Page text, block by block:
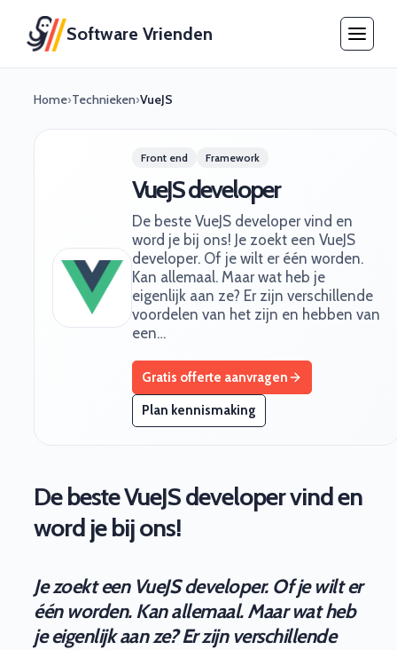
Software Vrienden
Home›Technieken›VueJS
Front end Framework
VueJS developer
De beste VueJS developer vind en
word je bij ons! Je zoekt een VueJS
developer. Of je wilt er één worden.
Kan allemaal. Maar wat heb je
eigenlijk aan ze? Er zijn verschillende
voordelen van het zijn en hebben van
een…
Gratis offerte aanvragen
Plan kennismaking
De beste VueJS developer vind en
word je bij ons!
Je zoekt een VueJS developer. Of je wilt er
één worden. Kan allemaal. Maar wat heb
je eigenlijk aan ze? Er zijn verschillende